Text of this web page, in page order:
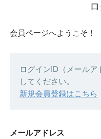
会員ページへようこそ！
ログインID（メール
してください。
新規会員登録はこちら
メールアドレス